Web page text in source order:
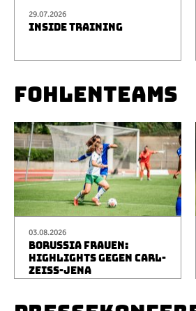
29.07.2026
INSIDE TRAINING
FOHLENTEAMS
03.08.2026
BORUSSIA FRAUEN:
HIGHLIGHTS GEGEN CARL-
ZEISS-JENA